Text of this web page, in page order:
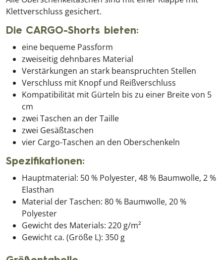
Klettverschluss gesichert.
Die CARGO-Shorts bieten:
eine bequeme Passform
zweiseitig dehnbares Material
Verstärkungen an stark beanspruchten Stellen
Verschluss mit Knopf und Reißverschluss
Kompatibilität mit Gürteln bis zu einer Breite von 5
cm
zwei Taschen an der Taille
zwei Gesäßtaschen
vier Cargo-Taschen an den Oberschenkeln
Spezifikationen:
Hauptmaterial: 50 % Polyester, 48 % Baumwolle, 2 %
Elasthan
Material der Taschen: 80 % Baumwolle, 20 %
Polyester
Gewicht des Materials: 220 g/m²
Gewicht ca. (Größe L): 350 g